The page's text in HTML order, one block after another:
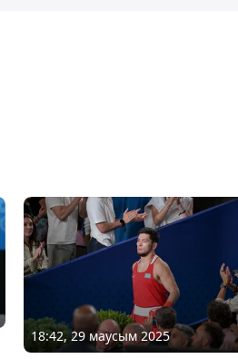
18:42, 29 маусым 2025